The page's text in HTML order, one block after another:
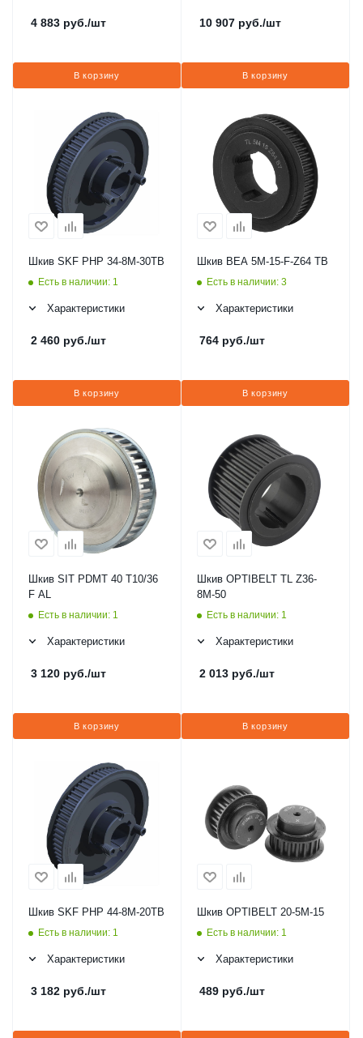
4 883 руб./шт
В корзину
10 907 руб./шт
В корзину
Шкив SKF PHP 34-8M-30TB
Есть в наличии: 1
Характеристики
2 460 руб./шт
В корзину
Шкив BEA 5M-15-F-Z64 TB
Есть в наличии: 3
Характеристики
764 руб./шт
В корзину
Шкив SIT PDMT 40 T10/36
F AL
Есть в наличии: 1
Характеристики
3 120 руб./шт
В корзину
Шкив OPTIBELT TL Z36-
8M-50
Есть в наличии: 1
Характеристики
2 013 руб./шт
В корзину
Шкив SKF PHP 44-8M-20TB
Есть в наличии: 1
Характеристики
3 182 руб./шт
Шкив OPTIBELT 20-5M-15
Есть в наличии: 1
Характеристики
489 руб./шт